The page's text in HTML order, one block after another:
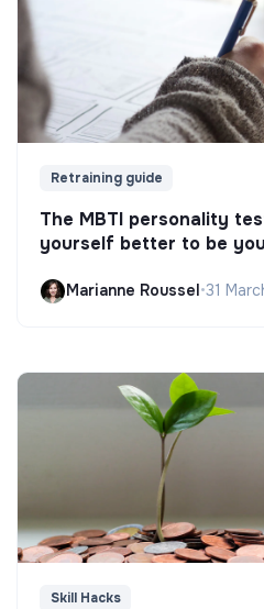
Retraining guide
The MBTI personality
yourself better to be
Marianne Roussel •31
Skill Hacks